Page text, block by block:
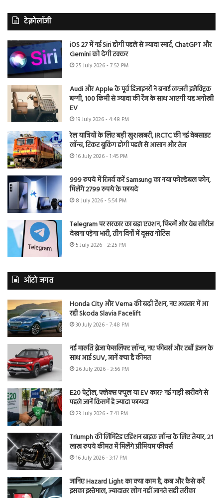
टेक्नोलॉजी
iOS 27 में नई Siri होगी पहले से ज्यादा स्मार्ट, ChatGPT और
Gemini को देगी टक्कर
25 July 2026 - 7:52 PM
Audi और Apple के पूर्व डिजाइनरों ने बनाई लग्जरी इलेक्ट्रिक
बग्गी, 100 किमी से ज्यादा की रेंज के साथ आएगी यह अनोखी
EV
19 July 2026 - 4:48 PM
रेल यात्रियों के लिए बड़ी खुशखबरी, IRCTC की नई वेबसाइट
लॉन्च, टिकट बुकिंग होगी पहले से आसान और तेज
16 July 2026 - 1:45 PM
999 रुपये में रिजर्व करें Samsung का नया फोल्डेबल फोन,
मिलेंगे 2799 रुपये के फायदे
8 July 2026 - 5:54 PM
Telegram पर सरकार का बड़ा एक्शन, फिल्में और वेब सीरीज
देखना पड़ेगा भारी, तीन दिनों में दूसरा नोटिस
5 July 2026 - 2:25 PM
ऑटो जगत
Honda City और Verna की बढ़ी टेंशन, नए अवतार में आ
रही Skoda Slavia Facelift
30 July 2026 - 7:48 PM
नई मारुति ब्रेजा फेसलिफ्ट लॉन्च, नए फीचर्स और टर्बो इंजन के
साथ आई SUV, जानें क्या है कीमत
26 July 2026 - 3:56 PM
E20 पेट्रोल, फ्लेक्स फ्यूल या EV कार? नई गाड़ी खरीदने से
पहले जानें किसमें है ज्यादा फायदा
23 July 2026 - 7:41 PM
Triumph की लिमिटेड एडिशन बाइक लॉन्च के लिए तैयार, 21
लाख रुपये कीमत में मिलेंगे प्रीमियम फीचर्स
16 July 2026 - 3:17 PM
जानिए Hazard Light का क्या काम है, कब और कैसे करें
इसका इस्तेमाल, ज्यादातर लोग नहीं जानते सही तरीका